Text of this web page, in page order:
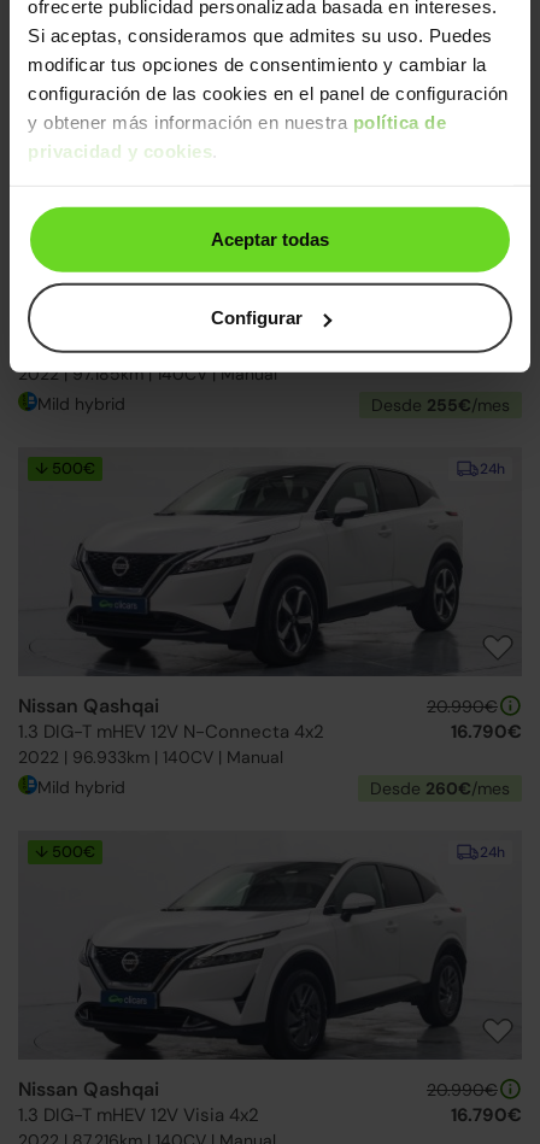
ofrecerte publicidad personalizada basada en intereses.
Si aceptas, consideramos que admites su uso. Puedes
modificar tus opciones de consentimiento y cambiar la
configuración de las cookies en el panel de configuración
y obtener más información en nuestra política de
privacidad y cookies.
Aceptar todas
Configurar
Ver más Nissan Qashqai
24h
↓ 300€
Nissan Qashqai
1.3 DIG-T mHEV 12V N-GO 4x2
2022 | 97.185km | 140CV | Manual
16.590€
Mild hybrid Desde 255€/mes
24h
↓ 500€
Nissan Qashqai
1.3 DIG-T mHEV 12V N-Connecta 4x2
2022 | 96.933km | 140CV | Manual
20.990€
16.790€
Mild hybrid Desde 260€/mes
24h
↓ 500€
Nissan Qashqai
1.3 DIG-T mHEV 12V Visia 4x2
20.990€
16.790€